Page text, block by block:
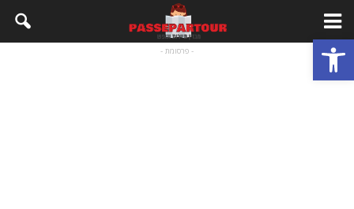
פתח סרגל נגישות - פרסומת -